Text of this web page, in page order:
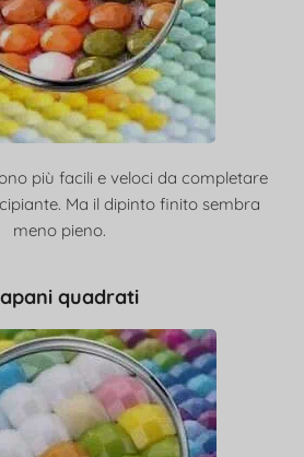
più facili e veloci da completare
Ma il dipinto finito sembra
meno pieno.
quadrati